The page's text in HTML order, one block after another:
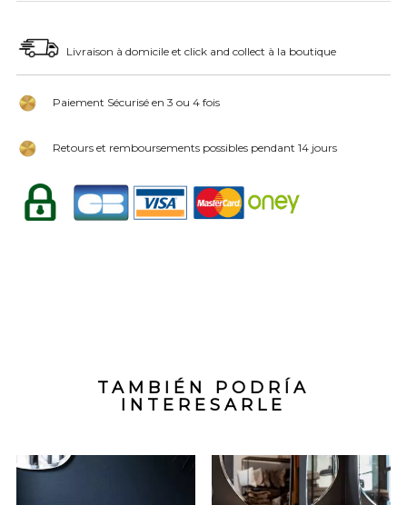
Livraison à domicile et click and collect à la boutique
Paiement Sécurisé en 3 ou 4 fois
Retours et remboursements possibles pendant 14 jours
TAMBIÉN PODRÍA
INTERESARLE